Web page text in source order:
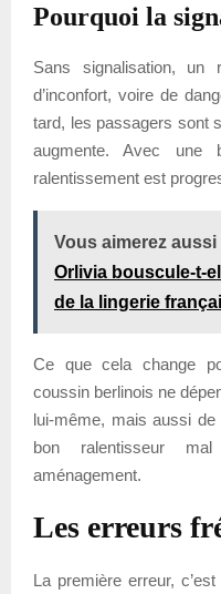
Pourquoi la
Sans signalisation, un
d’inconfort, voire de
tard, les passagers sont
augmente. Avec une
ralentissement est
Vous aimerez aussi
Orlivia bouscule-t-
de la lingerie
Ce que cela change
coussin berlinois ne
lui-même, mais aussi
bon ralentisseur
aménagement.
Les erreurs
La première erreur,